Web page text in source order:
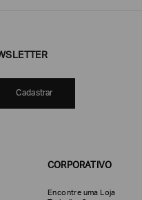
Cadastrar
CORPORATIVO
Encontre uma Loja